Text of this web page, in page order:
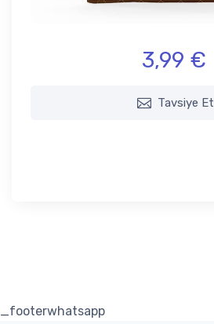
3,99 €
Tavsiye Et
_footerwhatsapp